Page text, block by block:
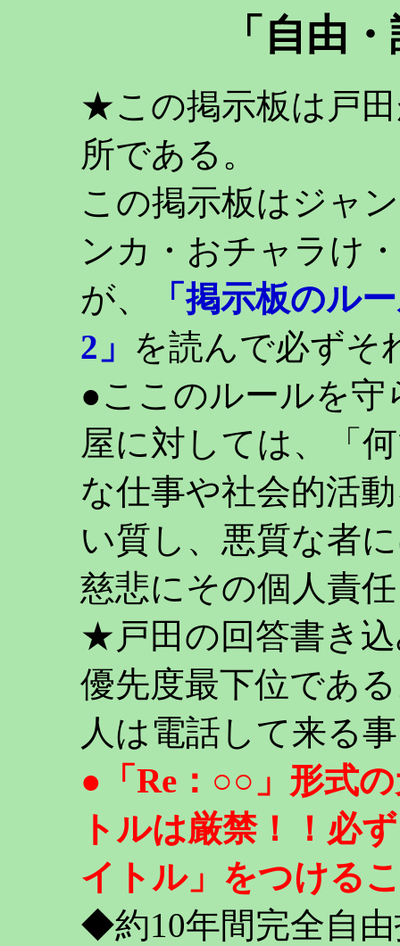
「自由
★この掲示板は戸
所である。
この掲示板はジャ
ンカ・おチャラけ
が、
「掲示板のル
2」 を読んで必ずそ
●ここのルールを守
屋に対しては、「
な仕事や社会的活
い質し、悪質な者
慈悲にその個人責
★戸田の回答書き
優先度最下位であ
人は電話して来る
●「Re：○○」形式
トルは厳禁！！必
イトル」をつける
◆約10年間完全自